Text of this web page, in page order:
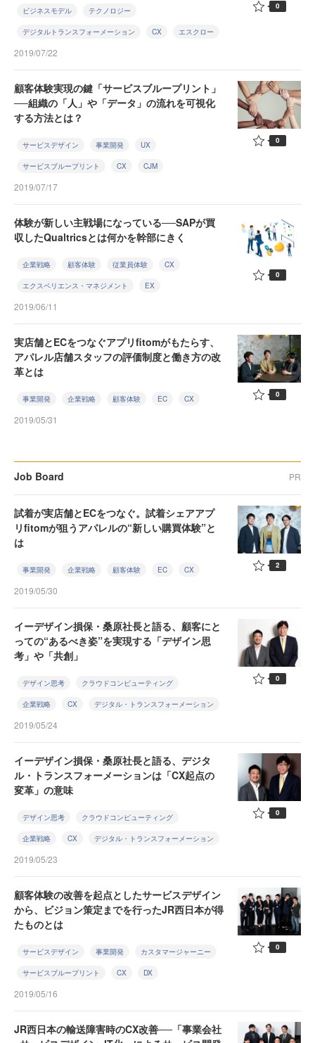
ビジネスモデル テクノロジー
デジタルトランスフォーメーション CX エスクロー
2019/07/22
0
顧客体験実現の鍵「サービスブループリント」
──組織の「人」や「データ」の流れを可視化
する方法とは？
サービスデザイン 事業開発 UX
サービスブループリント CX CJM
2019/07/17
0
体験が新しい主戦場になっている──SAPが買
収したQualtricsとは何かを幹部にきく
企業戦略 顧客体験 従業員体験 CX
エクスペリエンス・マネジメント EX
2019/06/11
0
実店舗とECをつなぐアプリfitomがもたらす、
アパレル店舗スタッフの評価制度と働き方の改
革とは
事業開発 企業戦略 顧客体験 EC CX
2019/05/31
0
Job Board PR
試着が実店舗とECをつなぐ。試着シェアアプ
リfitomが狙うアパレルの“新しい購買体験”と
は
事業開発 企業戦略 顧客体験 EC CX
2019/05/30
2
イーデザイン損保・桑原社長と語る、顧客にと
っての“あるべき姿”を実現する「デザイン思
考」や「共創」
デザイン思考 クラウドコンピューティング
企業戦略 CX デジタル・トランスフォーメーション
2019/05/24
0
イーデザイン損保・桑原社長と語る、デジタ
ル・トランスフォーメーションは「CX起点の
変革」の意味
デザイン思考 クラウドコンピューティング
企業戦略 CX デジタル・トランスフォーメーション
2019/05/23
0
顧客体験の改善を起点としたサービスデザイン
から、ビジョン策定までを行ったJR西日本が得
たものとは
サービスデザイン 事業開発 カスタマージャーニー
サービスブループリント CX DX
2019/05/16
0
JR西日本の輸送障害時のCX改善──「事業会社